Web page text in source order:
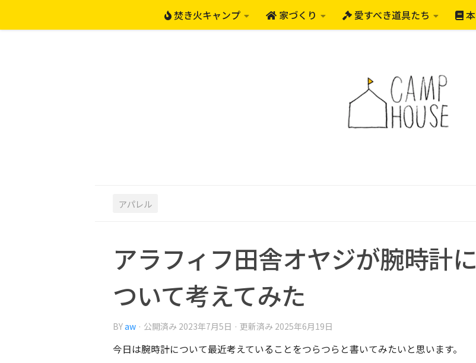
焚き火キャンプ 家づくり 愛すべき道具たち 本
アパレル
アラフィフ田舎オヤジが腕時計に
ついて考えてみた
BYaw · 公開済み 2023年7月5日 · 更新済み 2025年6月19日
今日は腕時計について最近考えていることをつらつらと書いてみたいと思います。